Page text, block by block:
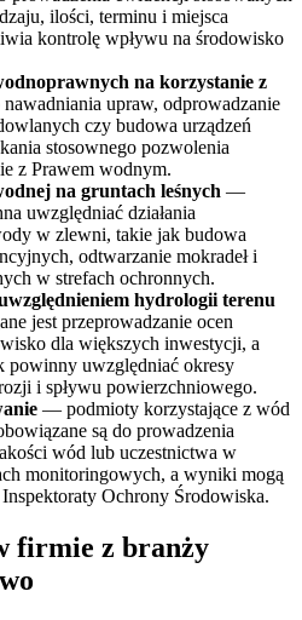
ilości, terminu i miejsca
kontrolę wpływu na środowisko
na korzystanie z
upraw, odprowadzanie
czy budowa urządzeń
stosownego pozwolenia
z Prawem wodnym.
na gruntach leśnych —
uwzględniać działania
w zlewni, takie jak budowa
odtwarzanie mokradeł i
w strefach ochronnych.
hydrologii terenu
jest przeprowadzanie ocen
dla większych inwestycji, a
powinny uwzględniać okresy
i spływu powierzchniowego.
— podmioty korzystające z wód
są do prowadzenia
wód lub uczestnictwa w
monitoringowych, a wyniki mogą
Ochrony Środowiska.
firmie z branży